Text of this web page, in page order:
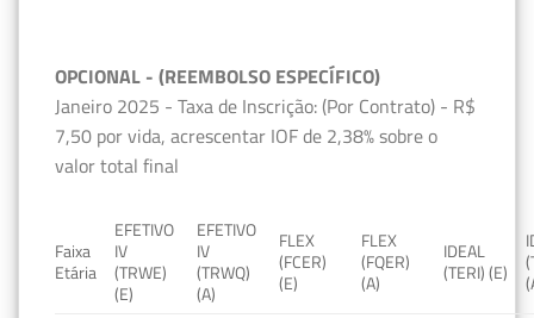
OPCIONAL - (REEMBOLSO ESPECÍFICO)
Janeiro 2025 - Taxa de Inscrição: (Por Contrato) - R$
7,50 por vida, acrescentar IOF de 2,38% sobre o
valor total final
Faixa
Etária
EFETIVO
IV
(TRWE)
(E)
EFETIVO
IV
(TRWQ)
(A)
FLEX
(FCER)
(E)
FLEX
(FQER)
(A)
IDEAL
(TERI) (E)